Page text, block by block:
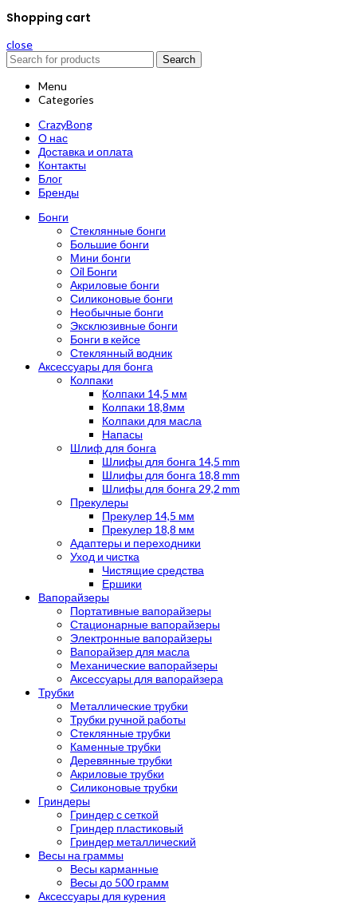
Shopping cart
close
Search
Menu
Categories
CrazyBong
О нас
Доставка и оплата
Контакты
Блог
Бренды
Бонги
Стеклянные бонги
Большие бонги
Мини бонги
Oil Бонги
Акриловые бонги
Силиконовые бонги
Необычные бонги
Эксклюзивные бонги
Бонги в кейсе
Стеклянный водник
Аксессуары для бонга
Колпаки
Колпаки 14,5 мм
Колпаки 18,8мм
Колпаки для масла
Напасы
Шлиф для бонга
Шлифы для бонга 14,5 mm
Шлифы для бонга 18,8 mm
Шлифы для бонга 29,2 mm
Прекулеры
Прекулер 14,5 мм
Прекулер 18,8 мм
Адаптеры и переходники
Уход и чистка
Чистящие средства
Ершики
Вапорайзеры
Портативные вапорайзеры
Стационарные вапорайзеры
Электронные вапорайзеры
Вапорайзер для масла
Механические вапорайзеры
Аксессуары для вапорайзера
Трубки
Металлические трубки
Трубки ручной работы
Стеклянные трубки
Каменные трубки
Деревянные трубки
Акриловые трубки
Силиконовые трубки
Гриндеры
Гриндер с сеткой
Гриндер пластиковый
Гриндер металлический
Весы на граммы
Весы карманные
Весы до 500 грамм
Аксессуары для курения